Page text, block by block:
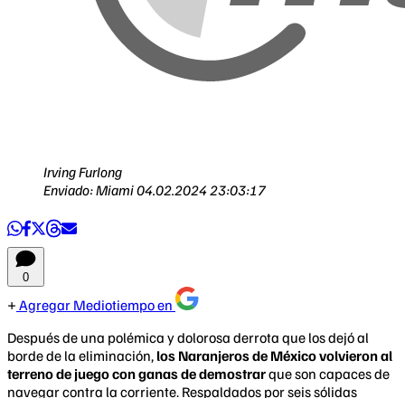
Irving Furlong
Enviado: Miami04.02.2024 23:03:17
0
Agregar Mediotiempo en
Después de una polémica y dolorosa derrota que los dejó al
borde de la eliminación, los Naranjeros de México volvieron al
terreno de juego con ganas de demostrarque son capaces de
navegar contra la corriente. Respaldados por seis sólidas